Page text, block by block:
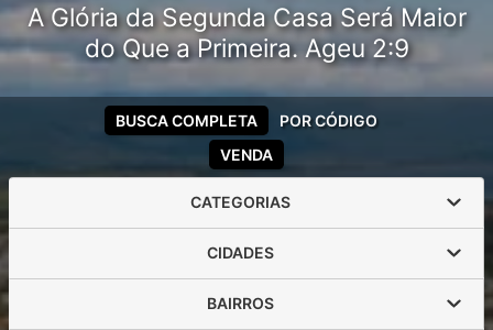
A Glória da Segunda Casa Será Maior
do Que a Primeira. Ageu 2:9
VENDA
BUSCA COMPLETA POR CÓDIGO
CATEGORIAS
CIDADES
BAIRROS